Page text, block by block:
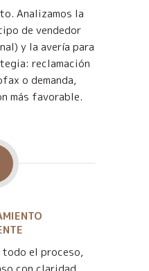
Analizamos la
de vendedor
y la avería para
reclamación
o demanda,
más favorable.
todo el proceso,